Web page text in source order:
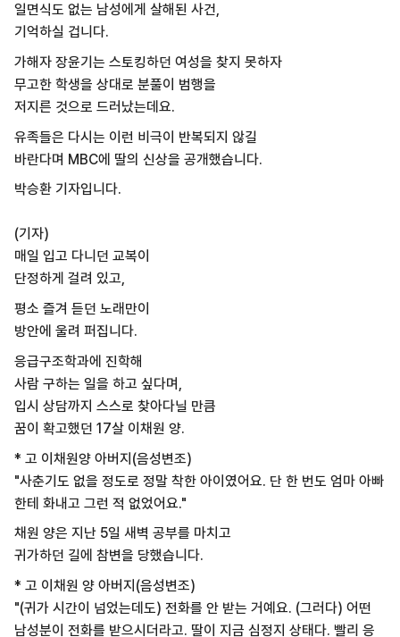
일면식도 없는 남성에게 살해된 사건,
기억하실 겁니다.
가해자 장윤기는 스토킹하던 여성을 찾지 못하자
무고한 학생을 상대로 분풀이 범행을
저지른 것으로 드러났는데요.
유족들은 다시는 이런 비극이 반복되지 않길
바란다며 MBC에 딸의 신상을 공개했습니다.
박승환 기자입니다.
(기자)
매일 입고 다니던 교복이
단정하게 걸려 있고,
평소 즐겨 듣던 노래만이
방안에 울려 퍼집니다.
응급구조학과에 진학해
사람 구하는 일을 하고 싶다며,
입시 상담까지 스스로 찾아다닐 만큼
꿈이 확고했던 17살 이채원 양.
* 고 이채원양 아버지(음성변조)
"사춘기도 없을 정도로 정말 착한 아이였어요. 단 한 번도 엄마 아빠
한테 화내고 그런 적 없었어요."
채원 양은 지난 5일 새벽 공부를 마치고
귀가하던 길에 참변을 당했습니다.
* 고 이채원 양 아버지(음성변조)
"(귀가 시간이 넘었는데도) 전화를 안 받는 거예요. (그러다) 어떤
남성분이 전화를 받으시더라고. 딸이 지금 심정지 상태다. 빨리 응